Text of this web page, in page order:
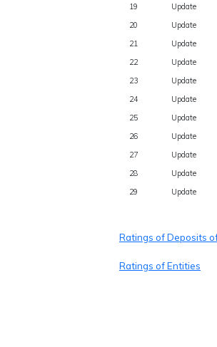
19
Update
20
Update
21
Update
22
Update
23
Update
24
Update
25
Update
26
Update
27
Update
28
Update
29
Update
Ratings of Deposits
Ratings of Entities